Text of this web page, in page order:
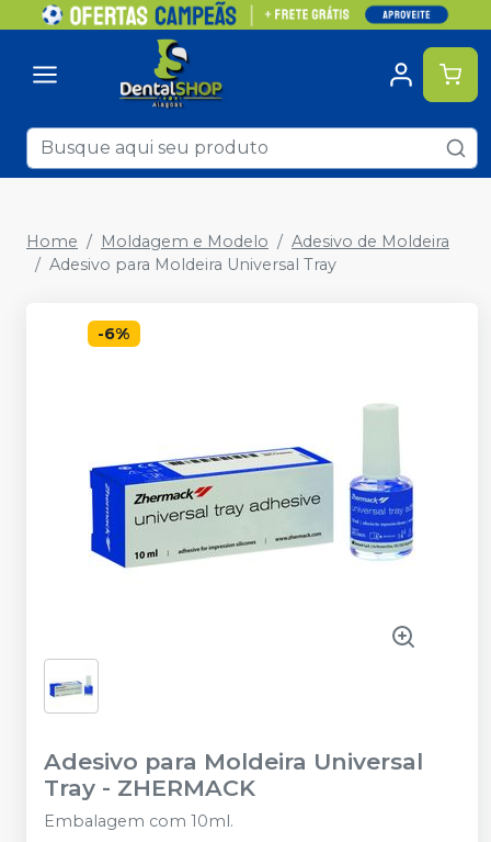
Home Moldagem e Modelo
Adesivo de Moldeira
Adesivo para Moldeira Universal Tray
-6%
Adesivo para Moldeira Universal
Tray - ZHERMACK
Embalagem com 10ml.